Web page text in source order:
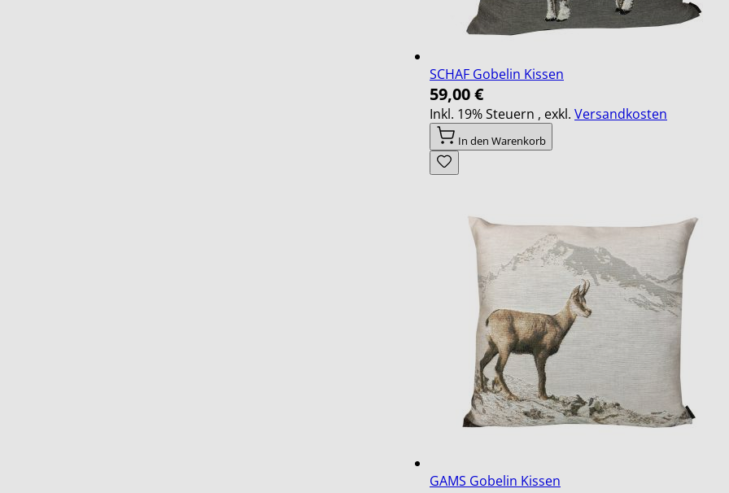
SCHAF Gobelin Kissen
59,00 €
Inkl. 19% Steuern , exkl. Versandkosten
In den Warenkorb
GAMS Gobelin Kissen